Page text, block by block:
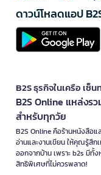
ดาวน์โหลดแอป
B2S ธุรกิจในเครือ เซ็
B2S Online แหล่งร
สำหรับทุกวัย
B2S Online คือร้านหนังสือแ
อ่านและงานเขียน ให้คุณรู้สึ
ออกจากบ้าน เพราะ b2s มี
สิทธิพิเศษที่ไม่ควรพลาด!